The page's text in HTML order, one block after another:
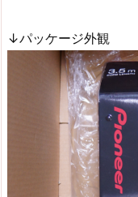
↓パッケージ外観